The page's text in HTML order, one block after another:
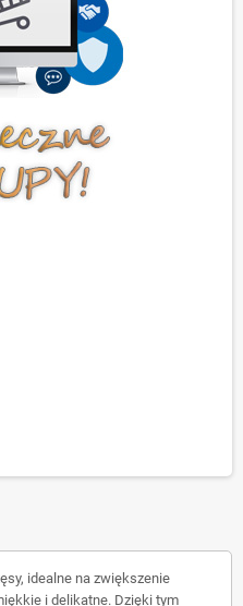
idealne na zwiększenie
i delikatne. Dzięki tym